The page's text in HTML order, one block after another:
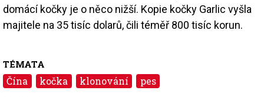
domácí kočky je o něco nižší. Kopie kočky Garlic vyšla
majitele na 35 tisíc dolarů, čili téměř 800 tisíc korun.
TÉMATA
Čína kočka klonování pes